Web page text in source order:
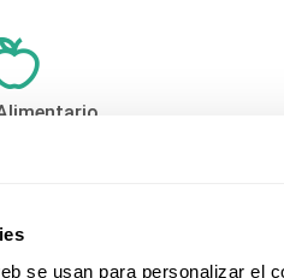
se usan para personalizar el